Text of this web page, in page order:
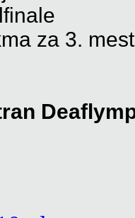
za 3.